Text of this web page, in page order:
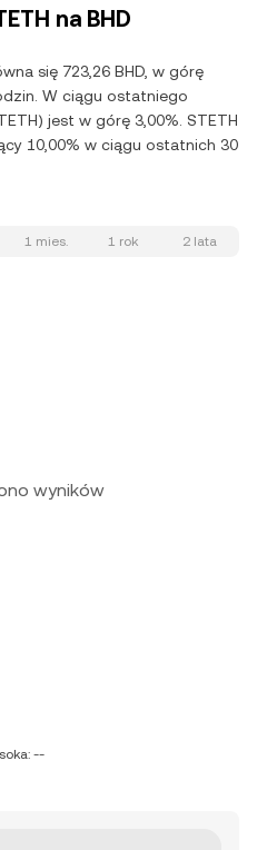
na BHD
się 723,26 BHD, w górę
W ciągu ostatniego
jest w górę 3,00%. STETH
10,00% w ciągu ostatnich 30
1 mies. 1 rok 2 lata
wyników
--